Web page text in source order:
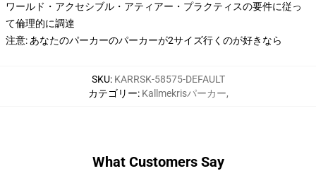
ワールド・アクセシブル・アティアー・プラクティスの要件に従っ
て倫理的に調達
注意: あなたのパーカーのパーカーが2サイズ行くのが好きなら
SKU: KARRSK-58575-DEFAULT
カテゴリー: Kallmekrisパーカー,
What Customers Say